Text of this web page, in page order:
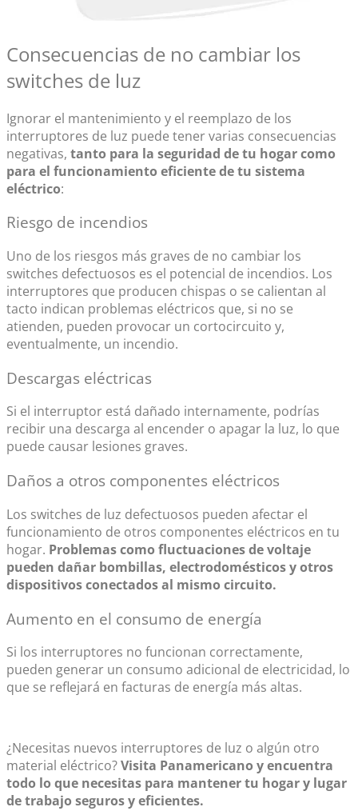
Consecuencias de no cambiar los
switches de luz
Ignorar el mantenimiento y el reemplazo de los
interruptores de luz puede tener varias consecuencias
negativas, tanto para la seguridad de tu hogar como
para el funcionamiento eficiente de tu sistema
eléctrico:
Riesgo de incendios
Uno de los riesgos más graves de no cambiar los
switches defectuosos es el potencial de incendios. Los
interruptores que producen chispas o se calientan al
tacto indican problemas eléctricos que, si no se
atienden, pueden provocar un cortocircuito y,
eventualmente, un incendio.
Descargas eléctricas
Si el interruptor está dañado internamente, podrías
recibir una descarga al encender o apagar la luz, lo que
puede causar lesiones graves.
Daños a otros componentes eléctricos
Los switches de luz defectuosos pueden afectar el
funcionamiento de otros componentes eléctricos en tu
hogar. Problemas como fluctuaciones de voltaje
pueden dañar bombillas, electrodomésticos y otros
dispositivos conectados al mismo circuito.
Aumento en el consumo de energía
Si los interruptores no funcionan correctamente,
pueden generar un consumo adicional de electricidad, lo
que se reflejará en facturas de energía más altas.
¿Necesitas nuevos interruptores de luz o algún otro
material eléctrico?Visita Panamericano y encuentra
todo lo que necesitas para mantener tu hogar y lugar
de trabajo seguros y eficientes.